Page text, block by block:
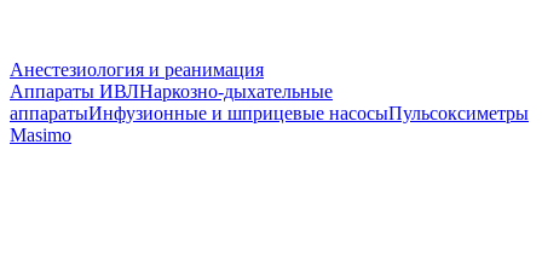
Анестезиология и реанимация
Аппараты ИВЛНаркозно-дыхательные
аппаратыИнфузионные и шприцевые насосыПульсоксиметры
Masimo